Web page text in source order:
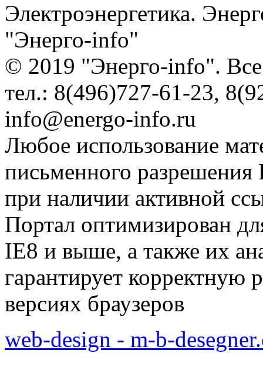
Электроэнергетика.
"Энерго-info"
© 2019 "Энерго-info".
тел.: 8(496)727-61-23,
info@energo-info.ru
Любое использование
письменного разрешения
при наличии активной
Портал оптимизирован
IE8 и выше, а также их
гарантирует корректную
версиях браузеров
web-design - m-b-